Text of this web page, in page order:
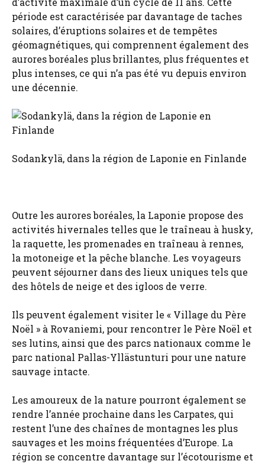
période est caractérisée par davantage de taches
solaires, d’éruptions solaires et de tempêtes
géomagnétiques, qui comprennent également des
aurores boréales plus brillantes, plus fréquentes et
plus intenses, ce qui n’a pas été vu depuis environ
une décennie.
Sodankylä, dans la région de Laponie en Finlande
Outre les aurores boréales, la Laponie propose des
activités hivernales telles que le traîneau à husky,
la raquette, les promenades en traîneau à rennes,
la motoneige et la pêche blanche. Les voyageurs
peuvent séjourner dans des lieux uniques tels que
des hôtels de neige et des igloos de verre.
Ils peuvent également visiter le « Village du Père
Noël » à Rovaniemi, pour rencontrer le Père Noël et
ses lutins, ainsi que des parcs nationaux comme le
parc national Pallas-Yllästunturi pour une nature
sauvage intacte.
Les amoureux de la nature pourront également se
rendre l’année prochaine dans les Carpates, qui
restent l’une des chaînes de montagnes les plus
sauvages et les moins fréquentées d’Europe. La
région se concentre davantage sur l’écotourisme et